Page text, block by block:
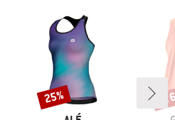
Rabat
25%